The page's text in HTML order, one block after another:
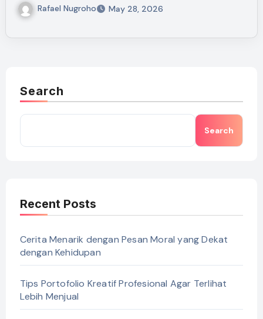
Rafael Nugroho May 28, 2026
Search
Search
Recent Posts
Cerita Menarik dengan Pesan Moral yang Dekat
dengan Kehidupan
Tips Portofolio Kreatif Profesional Agar Terlihat
Lebih Menjual